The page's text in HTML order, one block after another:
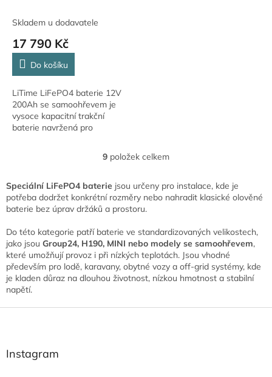
Skladem u dodavatele
17 790 Kč
Do košíku
LiTime LiFePO4 baterie 12V
200Ah se samoohřevem je
vysoce kapacitní trakční
baterie navržená pro
samoohřev (self-heating)...
O
l
á
d
c
í
p
r
v
v
9 položek celkem
Speciální LiFePO4 baterie jsou určeny pro instalace, kde je
potřeba dodržet konkrétní rozměry nebo nahradit klasické olověné
baterie bez úprav držáků a prostoru.
Do této kategorie patří baterie ve standardizovaných velikostech,
jako jsou Group24, H190, MINI nebo modely se samoohřevem,
které umožňují provoz i při nízkých teplotách. Jsou vhodné
především pro lodě, karavany, obytné vozy a off-grid systémy, kde
je kladen důraz na dlouhou životnost, nízkou hmotnost a stabilní
napětí.
Z
Instagram